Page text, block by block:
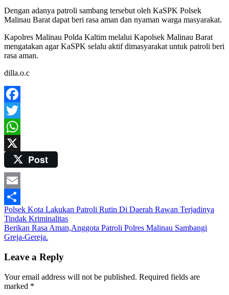
Dengan adanya patroli sambang tersebut oleh KaSPK Polsek
Malinau Barat dapat beri rasa aman dan nyaman warga masyarakat.
Kapolres Malinau Polda Kaltim melalui Kapolsek Malinau Barat
mengatakan agar KaSPK selalu aktif dimasyarakat untuk patroli beri
rasa aman.
dilla.o.c
Facebook
Twitter
WhatsApp
Post
Email
Share
Post
navigation
Polsek Kota Lakukan Patroli Rutin Di Daerah Rawan Terjadinya
Tindak Kriminalitas
Berikan Rasa Aman,Anggota Patroli Polres Malinau Sambangi
Greja-Gereja.
Leave a Reply
Your email address will not be published. Required fields are
marked *